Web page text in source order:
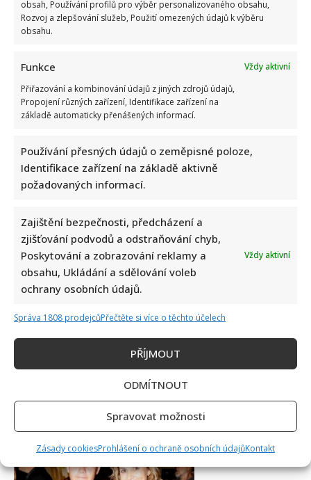
obsah, Používání profilů pro výběr personalizovaného obsahu,
Rozvoj a zlepšování služeb, Použití omezených údajů k výběru
obsahu.
Funkce
Vždy aktivní
Přiřazování a kombinování údajů z jiných zdrojů údajů,
Propojení různých zařízení, Identifikace zařízení na
základě automaticky přenášených informací.
Používání přesných údajů o zeměpisné poloze,
Identifikace zařízení na základě aktivně
požadovaných informací.
Zajištění bezpečnosti, předcházení a
zjišťování podvodů a odstraňování chyb,
Poskytování a zobrazování reklamy a
obsahu, Ukládání a sdělování voleb
ochrany osobních údajů.
Vždy aktivní
Správa 1808 prodejcůPřečtěte si více o těchto účelech
PŘÍJMOUT
ODMÍTNOUT
Spravovat možnosti
Zásady cookiesProhlášení o ochraně osobních údajůKontakt
Marek Ztracený zrušil velkolepé finále svého koncertu na
Letné
Test znalostí o československých pohádkách: Bez chyby
projde málokdo, pamětníci by ale měli dát alespoň 8/10
Petr Macinka se pochlubil vzácnými fotkami své dcery z
oslavy narozenin: Fanoušci lichotí celé rodině